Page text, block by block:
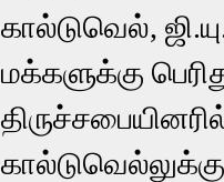
கால்டுவெல்,
மக்களுக்கு